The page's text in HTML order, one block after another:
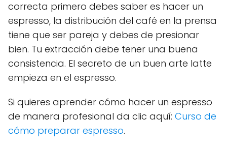
correcta primero debes saber es hacer un
espresso, la distribución del café en la prensa
tiene que ser pareja y debes de presionar
bien. Tu extracción debe tener una buena
consistencia. El secreto de un buen arte latte
empieza en el espresso.
Si quieres aprender cómo hacer un espresso
de manera profesional da clic aquí: Curso de
cómo preparar espresso.